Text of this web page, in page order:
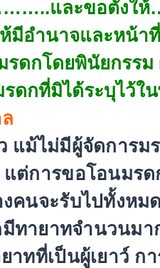
และขอตั้ง
มีอำนาจและหน้า
รดกโดยพินัยกรรม
รดกที่มิได้ระบุไว้ใ
แม้ไม่มีผู้จัดการม
ต่การขอโอนมร
คนจะรับไปทั้งหม
ทายาทจำนวนมา
าทที่เป็นผู้เยาว์ ก